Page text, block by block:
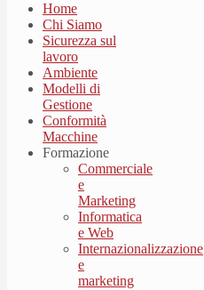
Home
Chi Siamo
Sicurezza sul
lavoro
Ambiente
Modelli di
Gestione
Conformità
Macchine
Formazione
Commerciale
e
Marketing
Informatica
e Web
Internazionalizzazione
e
marketing